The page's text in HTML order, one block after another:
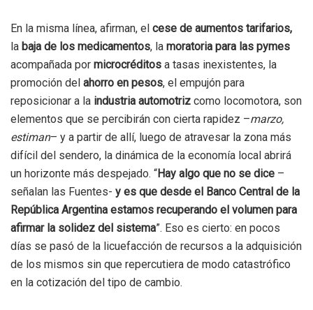
En la misma línea, afirman, el cese de aumentos tarifarios,
la baja de los medicamentos, la moratoria para las pymes
acompañada por microcréditos a tasas inexistentes, la
promoción del ahorro en pesos, el empujón para
reposicionar a la industria automotriz como locomotora, son
elementos que se percibirán con cierta rapidez –marzo,
estiman– y a partir de allí, luego de atravesar la zona más
difícil del sendero, la dinámica de la economía local abrirá
un horizonte más despejado. “Hay algo que no se dice –
señalan las Fuentes- y es que desde el Banco Central de la
República Argentina estamos recuperando el volumen para
afirmar la solidez del sistema”. Eso es cierto: en pocos
días se pasó de la licuefacción de recursos a la adquisición
de los mismos sin que repercutiera de modo catastrófico
en la cotización del tipo de cambio.